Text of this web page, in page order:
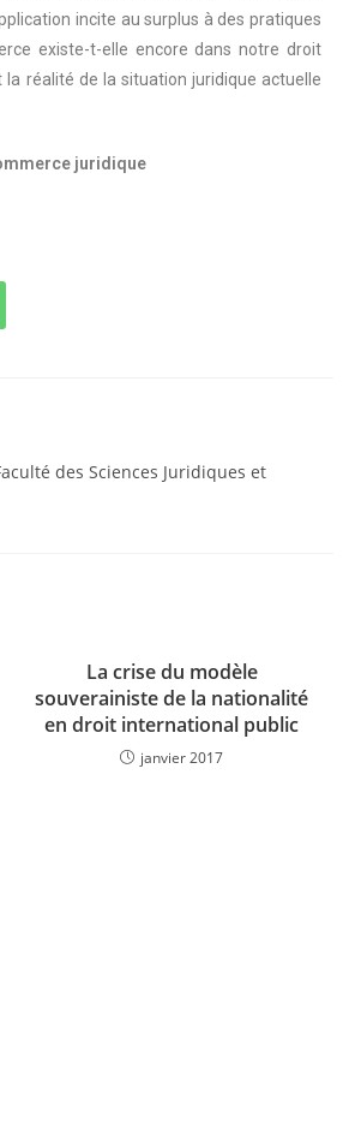
incite au surplus à des pratiques
existe-t-elle encore dans notre droit
réalité de la situation juridique actuelle
juridique
des Sciences Juridiques et
La crise du modèle
souverainiste de la nationalité
en droit international public
janvier 2017